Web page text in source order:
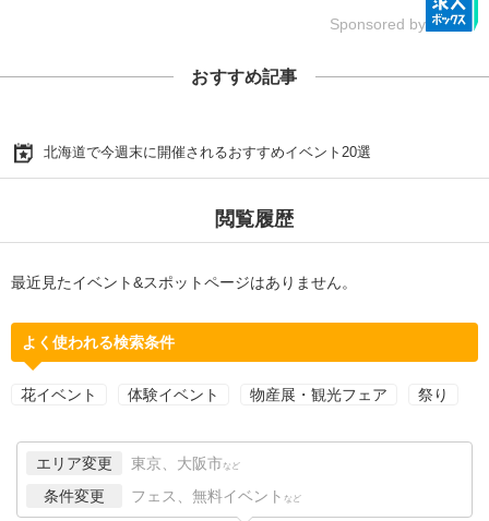
Sponsored by
おすすめ記事
北海道で今週末に開催されるおすすめイベント20選
閲覧履歴
最近見たイベント&スポットページはありません。
よく使われる検索条件
花イベント 体験イベント 物産展・観光フェア 祭り
エリア変更 東京、大阪市 など
条件変更 フェス、無料イベント など